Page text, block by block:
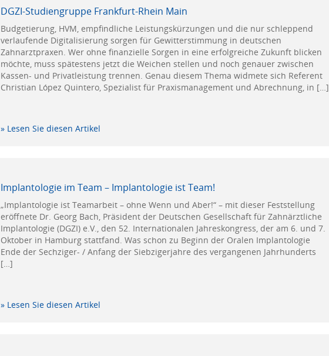
DGZI-Studiengruppe Frankfurt-Rhein Main
Budgetierung, HVM, empfindliche Leistungskürzungen und die nur schleppend
verlaufende Digitalisierung sorgen für Gewitterstimmung in deutschen
Zahnarztpraxen. Wer ohne finanzielle Sorgen in eine erfolgreiche Zukunft blicken
möchte, muss spätestens jetzt die Weichen stellen und noch genauer zwischen
Kassen- und Privatleistung trennen. Genau diesem Thema widmete sich Referent
Christian López Quintero, Spezialist für Praxismanagement und Abrechnung, in […]
» Lesen Sie diesen Artikel
Implantologie im Team – Implantologie ist Team!
„Implantologie ist Teamarbeit – ohne Wenn und Aber!“ – mit dieser Feststellung
eröffnete Dr. Georg Bach, Präsident der Deutschen Gesellschaft für Zahnärztliche
Implantologie (DGZI) e.V., den 52. Internationalen Jahreskongress, der am 6. und 7.
Oktober in Hamburg stattfand. Was schon zu Beginn der Oralen Implantologie
Ende der Sechziger- / Anfang der Siebzigerjahre des vergangenen Jahrhunderts
[…]
» Lesen Sie diesen Artikel